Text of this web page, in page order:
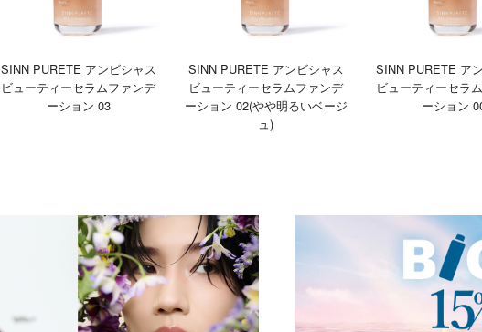
SINN PURETE アンビシャス
ビューティーセラムファンデ
ーション 03
SINN PURETE アンビシャス
ビューティーセラムファンデ
ーション 02(やや明るいベージ
ュ)
SINN PURETE ア
ビューティーセラ
ーション